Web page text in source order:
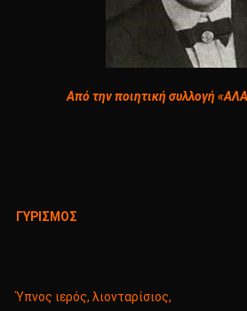
Από την ποιητική συλλογή
ΓΥΡΙΣΜΟΣ
Ύπνος ιερός, λιονταρίσιος,